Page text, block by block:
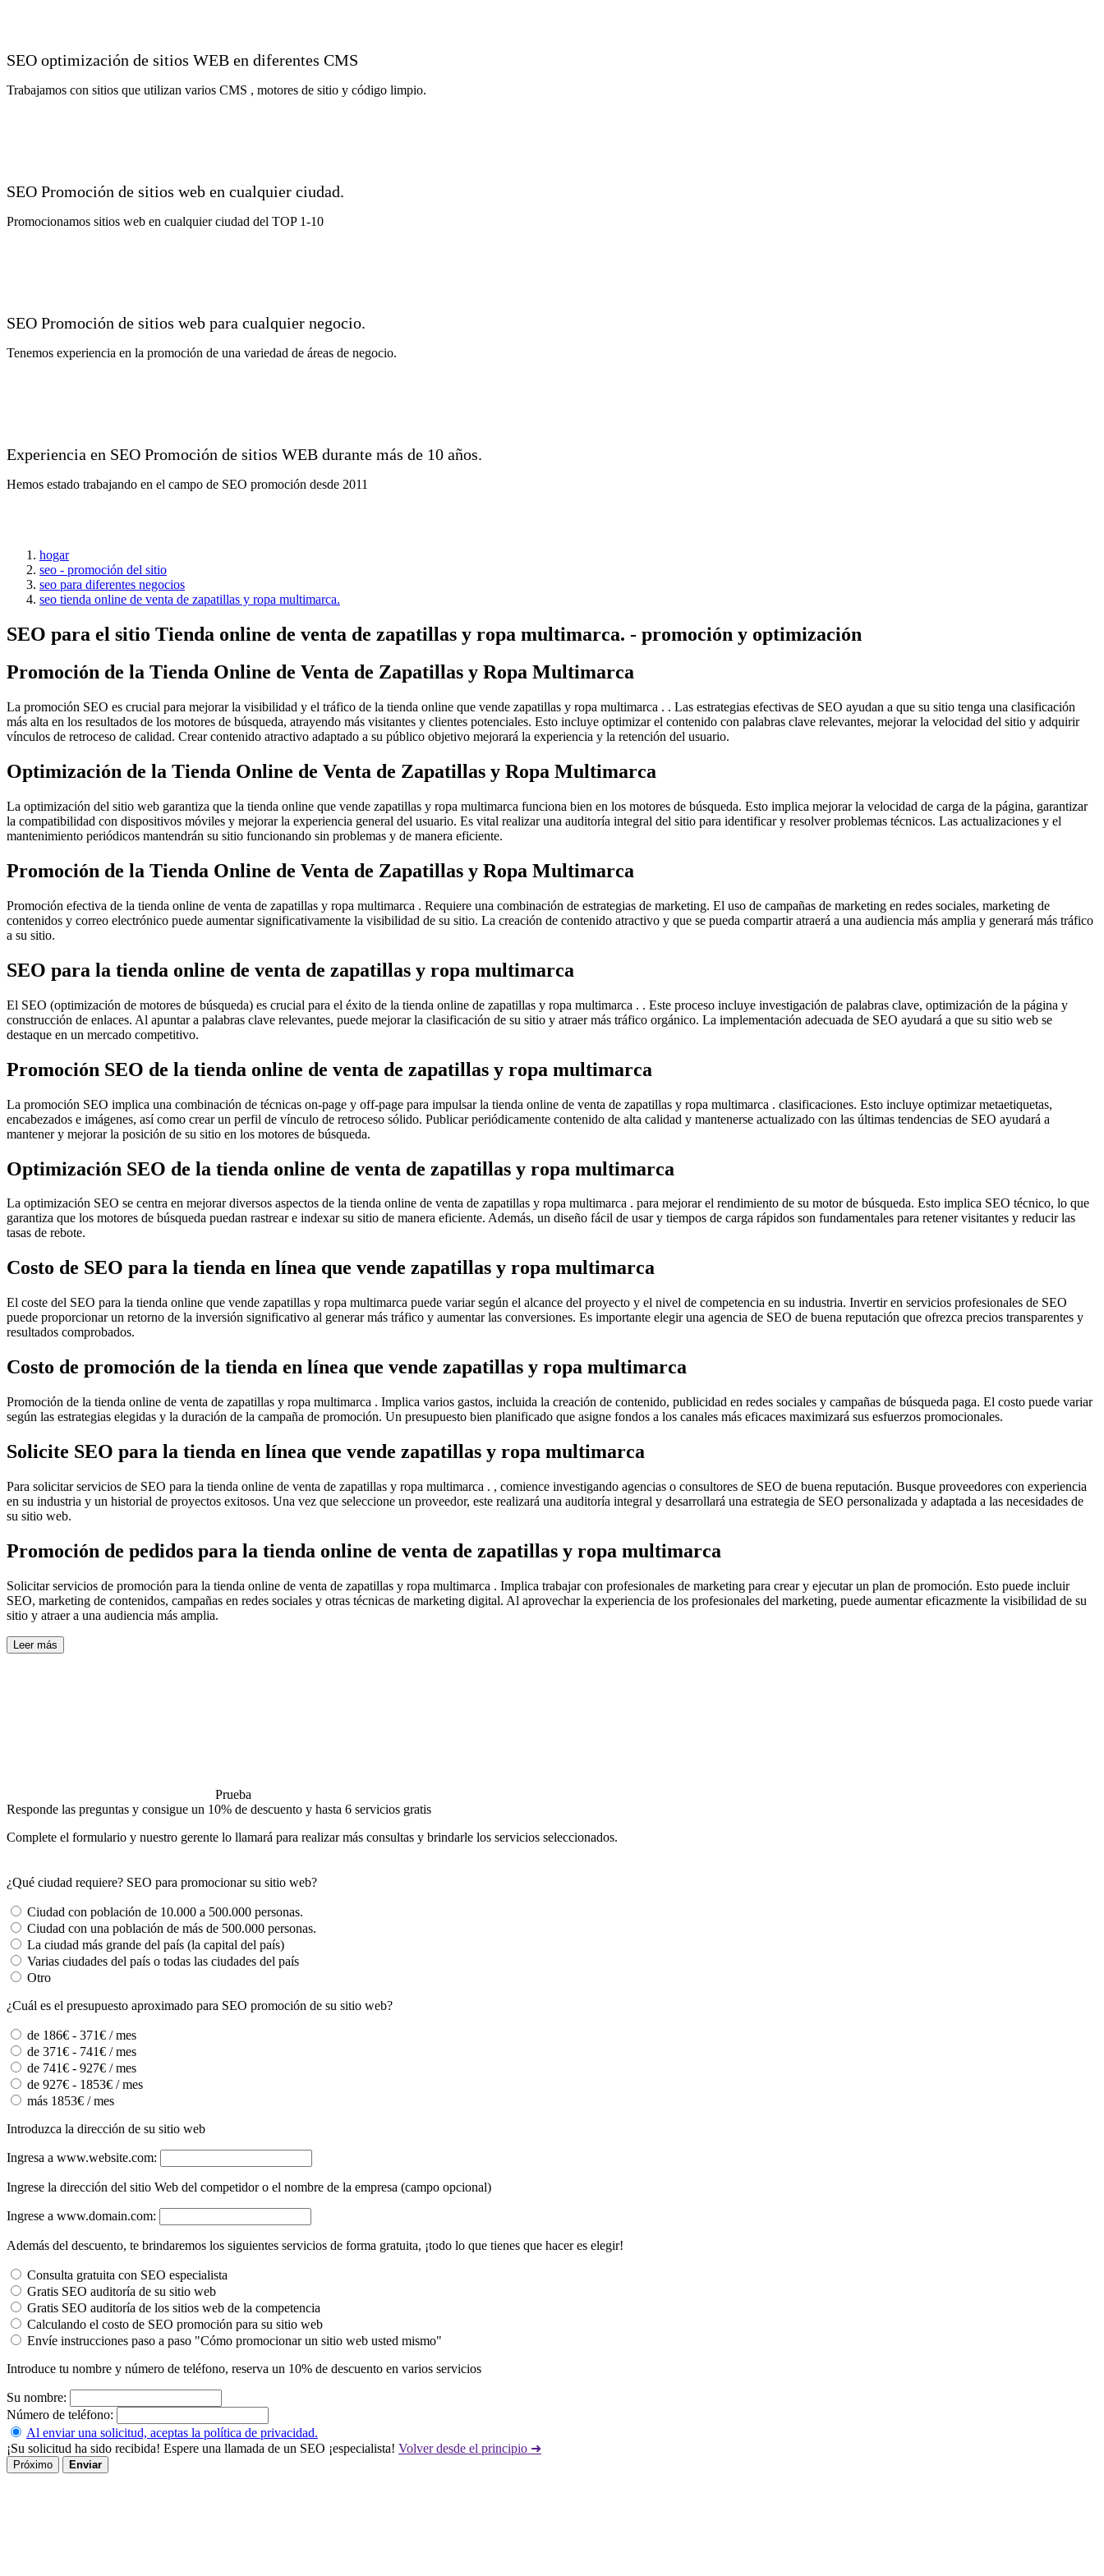
SEO optimización de sitios WEB en diferentes CMS
Trabajamos con sitios que utilizan varios CMS , motores de sitio y código limpio.
SEO Promoción de sitios web en cualquier ciudad.
Promocionamos sitios web en cualquier ciudad del TOP 1-10
SEO Promoción de sitios web para cualquier negocio.
Tenemos experiencia en la promoción de una variedad de áreas de negocio.
Experiencia en SEO Promoción de sitios WEB durante más de 10 años.
Hemos estado trabajando en el campo de SEO promoción desde 2011
hogar
seo - promoción del sitio
seo para diferentes negocios
seo tienda online de venta de zapatillas y ropa multimarca.
SEO para el sitio Tienda online de venta de zapatillas y ropa multimarca. - promoción y optimización
Promoción de la Tienda Online de Venta de Zapatillas y Ropa Multimarca
La promoción SEO es crucial para mejorar la visibilidad y el tráfico de la tienda online que vende zapatillas y ropa multimarca . . Las estrategias efectivas de SEO ayudan a que su sitio tenga una clasificación
más alta en los resultados de los motores de búsqueda, atrayendo más visitantes y clientes potenciales. Esto incluye optimizar el contenido con palabras clave relevantes, mejorar la velocidad del sitio y adquirir
vínculos de retroceso de calidad. Crear contenido atractivo adaptado a su público objetivo mejorará la experiencia y la retención del usuario.
Optimización de la Tienda Online de Venta de Zapatillas y Ropa Multimarca
La optimización del sitio web garantiza que la tienda online que vende zapatillas y ropa multimarca funciona bien en los motores de búsqueda. Esto implica mejorar la velocidad de carga de la página, garantizar
la compatibilidad con dispositivos móviles y mejorar la experiencia general del usuario. Es vital realizar una auditoría integral del sitio para identificar y resolver problemas técnicos. Las actualizaciones y el
mantenimiento periódicos mantendrán su sitio funcionando sin problemas y de manera eficiente.
Promoción de la Tienda Online de Venta de Zapatillas y Ropa Multimarca
Promoción efectiva de la tienda online de venta de zapatillas y ropa multimarca . Requiere una combinación de estrategias de marketing. El uso de campañas de marketing en redes sociales, marketing de
contenidos y correo electrónico puede aumentar significativamente la visibilidad de su sitio. La creación de contenido atractivo y que se pueda compartir atraerá a una audiencia más amplia y generará más tráfico
a su sitio.
SEO para la tienda online de venta de zapatillas y ropa multimarca
El SEO (optimización de motores de búsqueda) es crucial para el éxito de la tienda online de zapatillas y ropa multimarca . . Este proceso incluye investigación de palabras clave, optimización de la página y
construcción de enlaces. Al apuntar a palabras clave relevantes, puede mejorar la clasificación de su sitio y atraer más tráfico orgánico. La implementación adecuada de SEO ayudará a que su sitio web se
destaque en un mercado competitivo.
Promoción SEO de la tienda online de venta de zapatillas y ropa multimarca
La promoción SEO implica una combinación de técnicas on-page y off-page para impulsar la tienda online de venta de zapatillas y ropa multimarca . clasificaciones. Esto incluye optimizar metaetiquetas,
encabezados e imágenes, así como crear un perfil de vínculo de retroceso sólido. Publicar periódicamente contenido de alta calidad y mantenerse actualizado con las últimas tendencias de SEO ayudará a
mantener y mejorar la posición de su sitio en los motores de búsqueda.
Optimización SEO de la tienda online de venta de zapatillas y ropa multimarca
La optimización SEO se centra en mejorar diversos aspectos de la tienda online de venta de zapatillas y ropa multimarca . para mejorar el rendimiento de su motor de búsqueda. Esto implica SEO técnico, lo que
garantiza que los motores de búsqueda puedan rastrear e indexar su sitio de manera eficiente. Además, un diseño fácil de usar y tiempos de carga rápidos son fundamentales para retener visitantes y reducir las
tasas de rebote.
Costo de SEO para la tienda en línea que vende zapatillas y ropa multimarca
El coste del SEO para la tienda online que vende zapatillas y ropa multimarca puede variar según el alcance del proyecto y el nivel de competencia en su industria. Invertir en servicios profesionales de SEO
puede proporcionar un retorno de la inversión significativo al generar más tráfico y aumentar las conversiones. Es importante elegir una agencia de SEO de buena reputación que ofrezca precios transparentes y
resultados comprobados.
Costo de promoción de la tienda en línea que vende zapatillas y ropa multimarca
Promoción de la tienda online de venta de zapatillas y ropa multimarca . Implica varios gastos, incluida la creación de contenido, publicidad en redes sociales y campañas de búsqueda paga. El costo puede variar
según las estrategias elegidas y la duración de la campaña de promoción. Un presupuesto bien planificado que asigne fondos a los canales más eficaces maximizará sus esfuerzos promocionales.
Solicite SEO para la tienda en línea que vende zapatillas y ropa multimarca
Para solicitar servicios de SEO para la tienda online de venta de zapatillas y ropa multimarca . , comience investigando agencias o consultores de SEO de buena reputación. Busque proveedores con experiencia
en su industria y un historial de proyectos exitosos. Una vez que seleccione un proveedor, este realizará una auditoría integral y desarrollará una estrategia de SEO personalizada y adaptada a las necesidades de
su sitio web.
Promoción de pedidos para la tienda online de venta de zapatillas y ropa multimarca
Solicitar servicios de promoción para la tienda online de venta de zapatillas y ropa multimarca . Implica trabajar con profesionales de marketing para crear y ejecutar un plan de promoción. Esto puede incluir
SEO, marketing de contenidos, campañas en redes sociales y otras técnicas de marketing digital. Al aprovechar la experiencia de los profesionales del marketing, puede aumentar eficazmente la visibilidad de su
sitio y atraer a una audiencia más amplia.
Leer más
Prueba
Responde las preguntas y consigue un 10% de descuento y hasta 6 servicios gratis
Complete el formulario y nuestro gerente lo llamará para realizar más consultas y brindarle los servicios seleccionados.
¿Qué ciudad requiere? SEO para promocionar su sitio web?
Ciudad con población de 10.000 a 500.000 personas.
Ciudad con una población de más de 500.000 personas.
La ciudad más grande del país (la capital del país)
Varias ciudades del país o todas las ciudades del país
Otro
¿Cuál es el presupuesto aproximado para SEO promoción de su sitio web?
de 186€ - 371€ / mes
de 371€ - 741€ / mes
de 741€ - 927€ / mes
de 927€ - 1853€ / mes
más 1853€ / mes
Introduzca la dirección de su sitio web
Ingresa a www.website.com:
Ingrese la dirección del sitio Web del competidor o el nombre de la empresa (campo opcional)
Ingrese a www.domain.com:
Además del descuento, te brindaremos los siguientes servicios de forma gratuita, ¡todo lo que tienes que hacer es elegir!
Consulta gratuita con SEO especialista
Gratis SEO auditoría de su sitio web
Gratis SEO auditoría de los sitios web de la competencia
Calculando el costo de SEO promoción para su sitio web
Envíe instrucciones paso a paso "Cómo promocionar un sitio web usted mismo"
Introduce tu nombre y número de teléfono, reserva un 10% de descuento en varios servicios
Su nombre:
Número de teléfono:
Al enviar una solicitud, aceptas la política de privacidad.
¡Su solicitud ha sido recibida! Espere una llamada de un SEO ¡especialista! Volver desde el principio ➜
Próximo Enviar